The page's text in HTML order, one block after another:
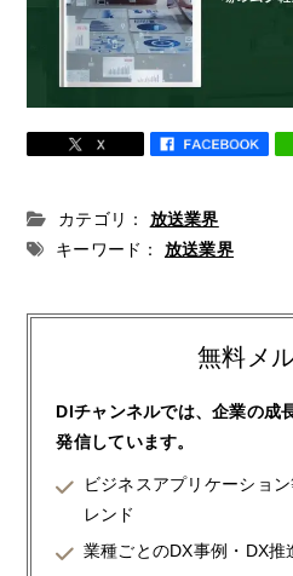
カテゴリ：
放送業界
キーワード：
放送業界
無料メ
DIチャンネルでは、企業の成
発信しています。
ビジネスアプリケーショ
レンド
業種ごとのDX事例・DX推